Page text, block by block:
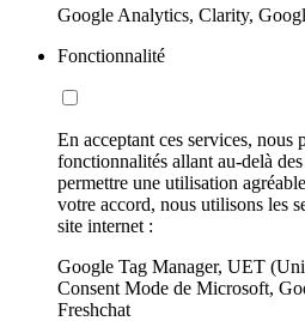
Google Analytics, Clarity,
Fonctionnalité
En acceptant ces services,
fonctionnalités allant au-delà
permettre une utilisation
votre accord, nous utilisons les
site internet :
Google Tag Manager, UET
Consent Mode de Microsoft,
Freshchat